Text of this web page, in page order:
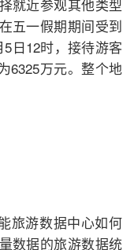
就近参观其他类型
五一假期期间受到
日12时，接待游客
6325万元。整个地
旅游数据中心如何
数据的旅游数据统